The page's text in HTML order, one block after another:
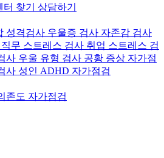
터 찾기 상담하기
성격검사 우울증 검사 자존감 검사
직무 스트레스 검사 취업 스트레스 검
사 우울 유형 검사 공황 증상 자가점
사 성인 ADHD 자가점검
존도 자가점검